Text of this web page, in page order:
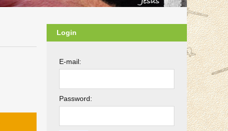
Login
E-mail:
Password: